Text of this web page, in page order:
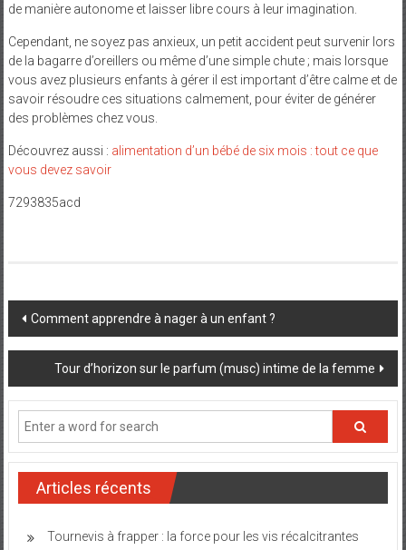
de manière autonome et laisser libre cours à leur imagination.
Cependant, ne soyez pas anxieux, un petit accident peut survenir lors
de la bagarre d’oreillers ou même d’une simple chute ; mais lorsque
vous avez plusieurs enfants à gérer il est important d’être calme et de
savoir résoudre ces situations calmement, pour éviter de générer
des problèmes chez vous.
Découvrez aussi : alimentation d’un bébé de six mois : tout ce que
vous devez savoir
7293835acd
Post
navigation
Comment apprendre à nager à un enfant ?
Tour d’horizon sur le parfum (musc) intime de la femme
Articles récents
Tournevis à frapper : la force pour les vis récalcitrantes